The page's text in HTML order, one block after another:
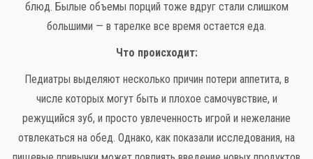
блюд. Былые объемы порций тоже вдруг стали слишком
большими — в тарелке все время остается еда.
Что происходит:
Педиатры выделяют несколько причин потери аппетита, в
числе которых могут быть и плохое самочувствие, и
режущийся зуб, и просто увлеченность игрой и нежелание
отвлекаться на обед. Однако, как показали исследования, на